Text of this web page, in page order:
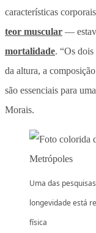
características
teor muscular —
mortalidade. “Os
da altura, a
são essenciais para
Morais.
Uma das
longevidade está
física